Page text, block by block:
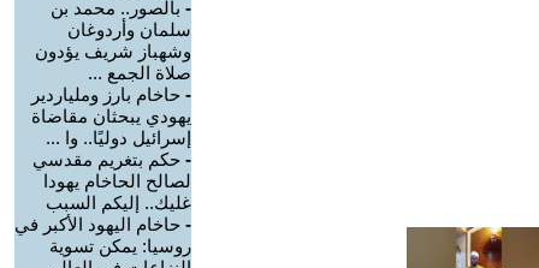
- بالصور.. محمد بن
سلمان وأردوغان
وشهباز شريف يؤدون
صلاة الجمع ...
- حاخام بارز وملياردير
يهودي يبحثان مقاضاة
إسرائيل دوليًا.. وا ...
- حكم بتغريم مقدسي
لصالح الحاخام يهودا
غليك.. إليكم السبب
- حاخام اليهود الأكبر في
روسيا: يمكن تسوية